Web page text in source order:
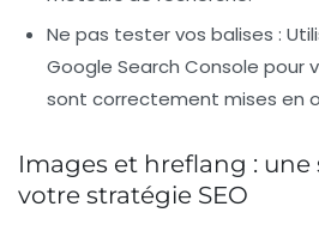
Ne pas tester vos balises :
Google Search Console pour
sont correctement mises en
Images et hreflang :
votre stratégie SEO